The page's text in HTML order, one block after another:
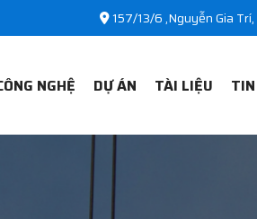
157/13/6 ,Nguyễn Gia
NGHỆ DỰ ÁN TÀI LIỆU